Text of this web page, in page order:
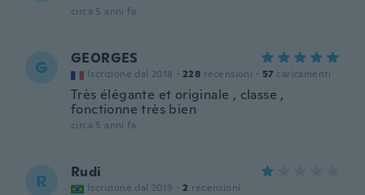
circa 5 anni fa
G GEORGES
Iscrizione dal 2018 · 228 recensioni · 57 caricamenti
Très élégante et originale , classe ,
fonctionne très bien
circa 5 anni fa
R Rudi
Iscrizione dal 2019 · 2 recensioni